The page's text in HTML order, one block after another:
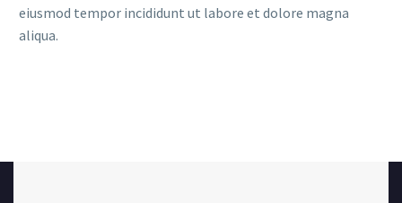
eiusmod tempor incididunt ut labore et dolore magna
aliqua.